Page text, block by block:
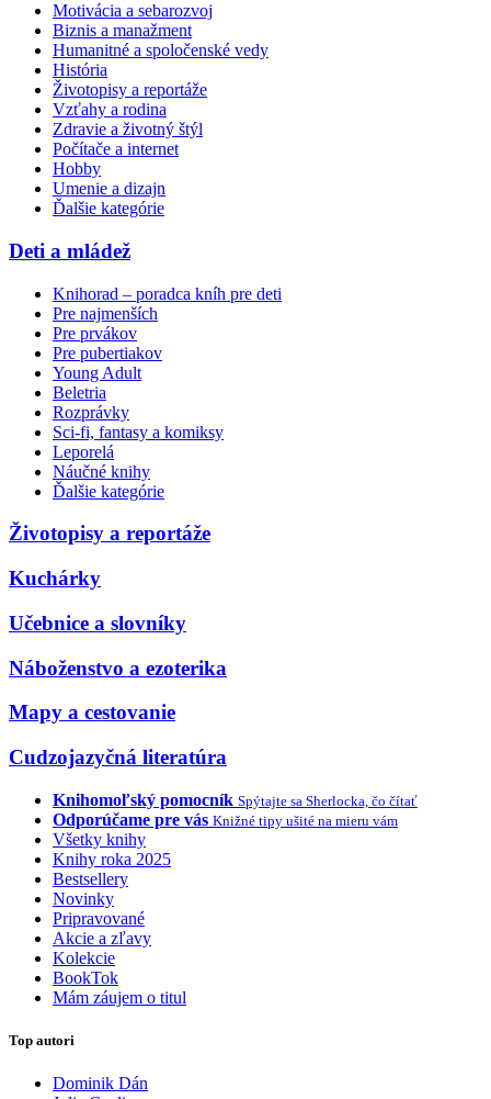
Motivácia a sebarozvoj
Biznis a manažment
Humanitné a spoločenské vedy
História
Životopisy a reportáže
Vzťahy a rodina
Zdravie a životný štýl
Počítače a internet
Hobby
Umenie a dizajn
Ďalšie kategórie
Deti a mládež
Knihorad – poradca kníh pre deti
Pre najmenších
Pre prvákov
Pre pubertiakov
Young Adult
Beletria
Rozprávky
Sci-fi, fantasy a komiksy
Leporelá
Náučné knihy
Ďalšie kategórie
Životopisy a reportáže
Kuchárky
Učebnice a slovníky
Náboženstvo a ezoterika
Mapy a cestovanie
Cudzojazyčná literatúra
Knihomoľský pomocník Spýtajte sa Sherlocka, čo čítať
Odporúčame pre vás Knižné tipy ušité na mieru vám
Všetky knihy
Knihy roka 2025
Bestsellery
Novinky
Pripravované
Akcie a zľavy
Kolekcie
BookTok
Mám záujem o titul
Top autori
Dominik Dán